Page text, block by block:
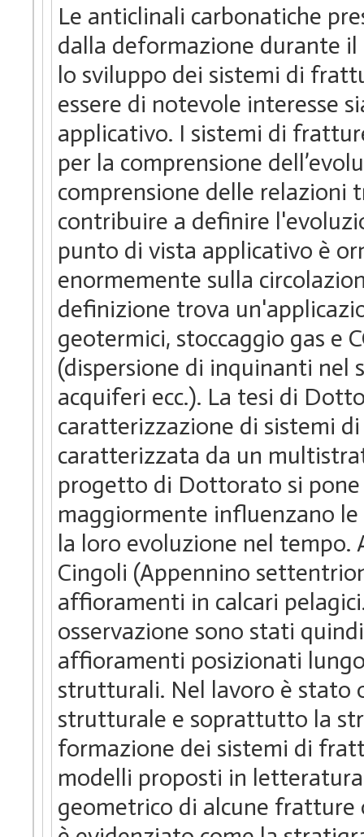
Le anticlinali carbonatiche
dalla deformazione durante
lo sviluppo dei sistemi di
essere di notevole interesse
applicativo. I sistemi di
per la comprensione
comprensione delle relazioni
contribuire a definire
punto di vista applicativo è
enormemente sulla
definizione trova
geotermici, stoccaggio gas e
(dispersione di inquinanti nel
acquiferi ecc.). La tesi di
caratterizzazione di sistemi
caratterizzata da un
progetto di Dottorato si
maggiormente influenzano
la loro evoluzione nel tempo.
Cingoli (Appennino
affioramenti in calcari
osservazione sono stati
affioramenti posizionati
strutturali. Nel lavoro è stato
strutturale e soprattutto la
formazione dei sistemi di
modelli proposti in
geometrico di alcune fratture